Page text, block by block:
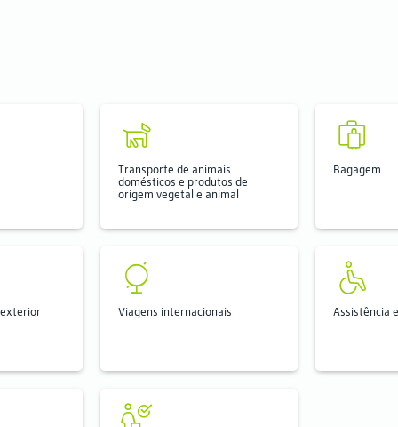
Transporte de animais
domésticos e produtos de
origem vegetal e animal
Bagagem
Viagens internacionais Assistência